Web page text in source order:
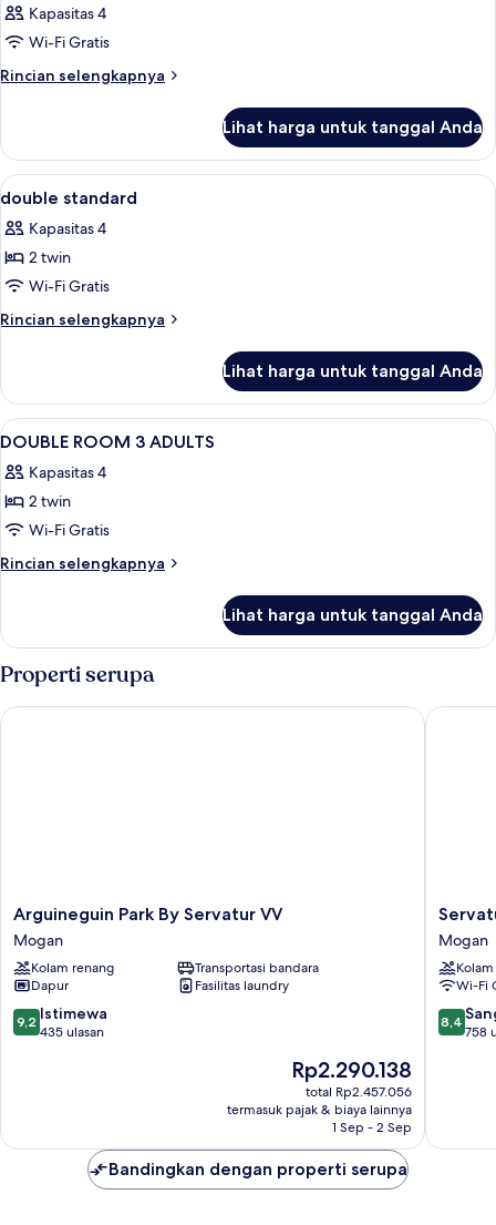
Kapasitas 4
Wi-Fi Gratis
Rincian selengkapnya
Rincian
Kamar
Lihat harga untuk tanggal Anda
Lihat
semua
foto
untuk
double
standard
Meja kerja, tirai kedap cahaya, dan
5
double standard
Kapasitas 4
2 twin
Wi-Fi Gratis
Rincian selengkapnya
Rincian
double
standard
Lihat harga untuk tanggal Anda
Lihat
semua
foto
untuk
DOUBLE
ROOM
Meja kerja, tirai kedap cahaya, dan
5
DOUBLE ROOM 3 ADULTS
Kapasitas 4
2 twin
Wi-Fi Gratis
Rincian selengkapnya
Rincian
DOUBLE
ROOM
3
ADULTS
Lihat harga untuk tanggal Anda
Properti serupa
Arguineguin
Park
By
Servatur
VV
Mogan
Arguineguin Park By Servatur VV
Mogan
Kolam renang
Transportasi bandara
Dapur
Fasilitas laundry
9.2
dari
9,2 Istimewa
435 ulasan
Harga
sekarang
Rp2.290.138
Rp2.290.138
total Rp2.457.056
termasuk pajak & biaya lainnya
1 Sep - 2 Sep
Arguineguin Park By Servatur VV
Servatur
Green
Beach
Mogan
Mogan
Wi-Fi
8.4
dari
8,4
758
Bandingkan dengan properti serupa